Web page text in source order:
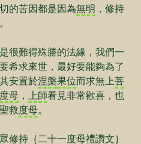
的苦因都是因為無明 ，修持
是很難得殊勝的法緣，我們一
希求來世，最好要能夠為了
其安置於涅槃果位而求無上菩
度母 ， 上師看見非常歡喜，也
聖救度母。
修持｛二十一度母禮讚文｝